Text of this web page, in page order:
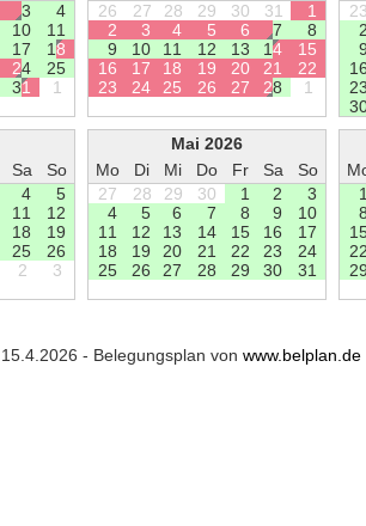
3
4
10 1 1
17 18
24 25
31 1
26
27 28 29 30 31
1
2
3 4 5 6 7
8
9
10 1 1 1 2 13 14 1 5
16 17 18 19 20 21 22
23 24 25 26 27 28 1
1
2
3
Sa
So
4
5
1 1 1 2
18 19
25 26
2 3
Mai 2026
Mo
Di Mi Do Fr Sa
So
27
28 29 30 1 2
3
4
5 6 7 8 9 10
1 1 1 2 13 14 15 16 17
18 19 20 21 22 23 24
25 26 27 28 29 30 31
1
2
2
- Belegungsplan von www.belplan.de